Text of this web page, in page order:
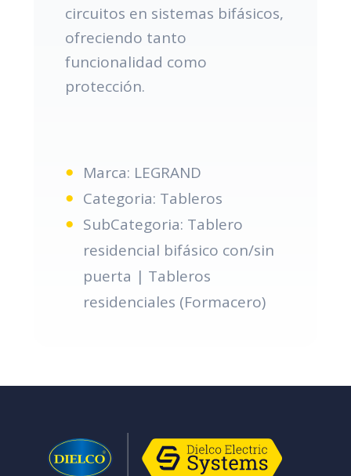
circuitos en sistemas bifásicos,
ofreciendo tanto
funcionalidad como
protección.
Marca: LEGRAND
Categoria: Tableros
SubCategoria: Tablero
residencial bifásico con/sin
puerta | Tableros
residenciales (Formacero)